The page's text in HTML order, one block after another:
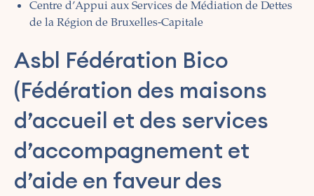
Centre d’Appui aux Services de Médiation de Dettes
de la Région de Bruxelles-Capitale
Asbl Fédération Bico
(Fédération des maisons
d’accueil et des services
d’accompagnement et
d’aide en faveur des